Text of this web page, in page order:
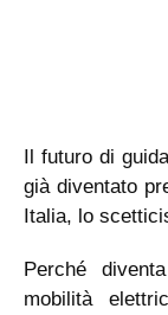
Il futuro di
già diventato
Italia, lo
Perché
mobilità